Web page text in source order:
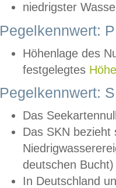
niedrigster
Pegelkennwert:
Höhenlage des
festgelegtes
Pegelkennwert:
Das
Das SKN
deutschen
In Deutschland